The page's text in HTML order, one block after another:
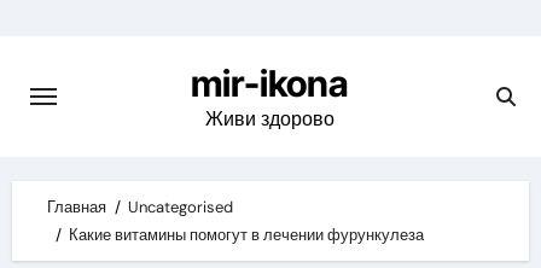
content
mir-ikona
Живи здорово
Главная
Uncategorised
Какие витамины помогут в лечении фурункулеза